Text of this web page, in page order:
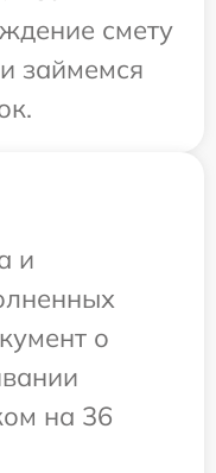
смету
займемся
и
о
на 36